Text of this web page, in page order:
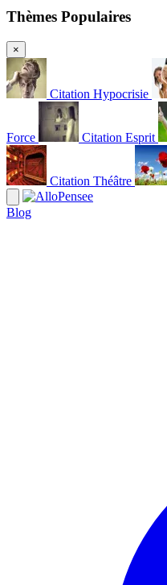
Thèmes Populaires
×
Citation Hypocrisie
Force Citation Esprit
Citation Théâtre
Blog